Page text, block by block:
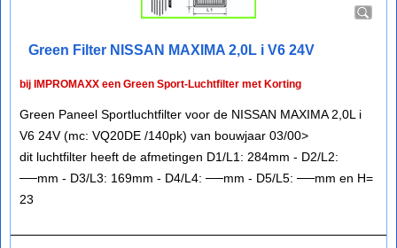
Green Filter NISSAN MAXIMA 2,0L i V6 24V
bij IMPROMAXX een Green Sport-Luchtfilter met Korting
Green Paneel Sportluchtfilter voor de NISSAN MAXIMA 2,0L i
V6 24V (mc: VQ20DE /140pk) van bouwjaar 03/00>
dit luchtfilter heeft de afmetingen D1/L1: 284mm - D2/L2:
──mm - D3/L3: 169mm - D4/L4: ──mm - D5/L5: ──mm en H=
23